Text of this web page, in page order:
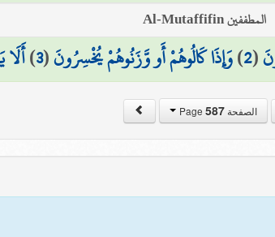
المطففين Al-Mutaffifin
(
2
)وَإِذَا كَالُوهُمْ أَو وَّزَنُوهُمْ يُخْسِرُونَ(
3
)
الصفحة Page587